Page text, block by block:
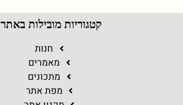
קטגוריות מובילות באתר
חנות
מאמרים
מתכונים
מפת אתר